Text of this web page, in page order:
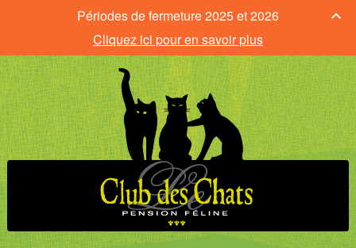
Périodes de fermeture 2025 et 2026
Cliquez ici pour en savoir plus